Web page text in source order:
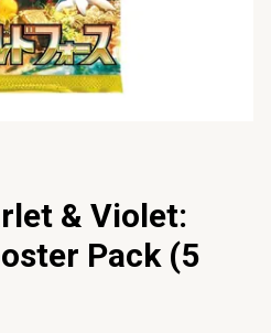
& Violet:
Pack (5